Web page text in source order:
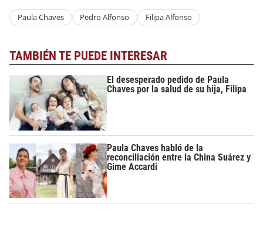
Paula Chaves Pedro Alfonso Filipa Alfonso
TAMBIÉN TE PUEDE INTERESAR
El desesperado pedido de Paula
Chaves por la salud de su hija, Filipa
Paula Chaves habló de la
reconciliación entre la China Suárez y
Gime Accardi